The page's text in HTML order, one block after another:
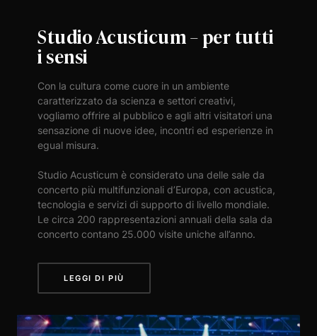
Studio Acusticum – per tutti
i sensi
Con la cultura come cuore in un ambiente
caratterizzato da scienza e settori creativi,
vogliamo offrire al pubblico e agli altri visitatori una
sensazione di nuove idee, incontri ed esperienze in
egual misura.
Studio Acusticum è considerato una delle sale da
concerto più multifunzionali d’Europa, con acustica,
tecnologia e servizi di supporto di livello mondiale.
Le circa 200 rappresentazioni annuali della sala da
concerto contano 25.000 visite uniche all’anno.
LEGGI DI PIÙ